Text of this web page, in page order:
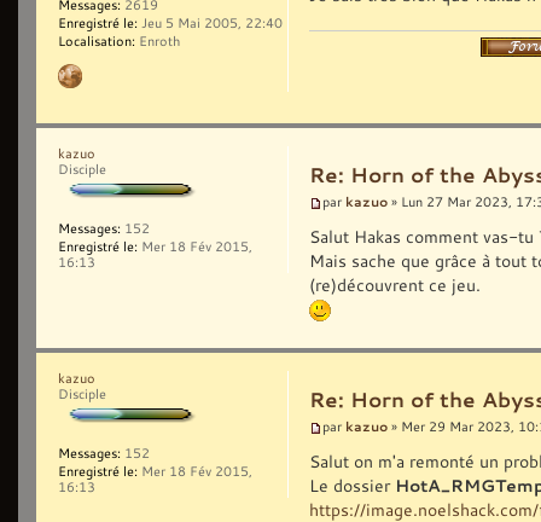
Messages: 2619
Enregistré le: Jeu 5 Mai 2005, 22:40
Localisation: Enroth
Re: Horn of the
par kazuo » Lun 27 Mar 2023,
Salut Hakas comment vas-tu
Mais sache que grâce à
(re)découvrent ce jeu.
kazuo
Disciple
Messages: 152
Enregistré le: Mer 18 Fév 2015,
16:13
Re: Horn of the
par kazuo » Mer 29 Mar 2023,
Salut on m'a remonté un
Le dossier
https://
kazuo
Disciple
Messages: 152
Enregistré le: Mer 18 Fév 2015,
16:13